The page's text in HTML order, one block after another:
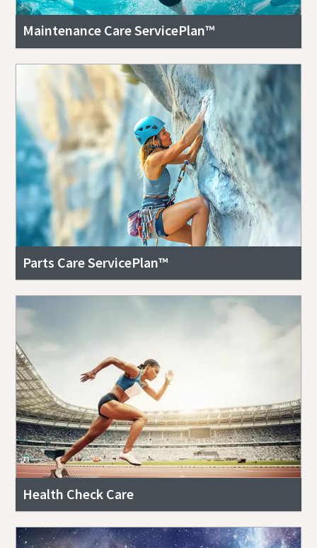
Maintenance Care ServicePlan™
Parts Care ServicePlan™
Health Check Care